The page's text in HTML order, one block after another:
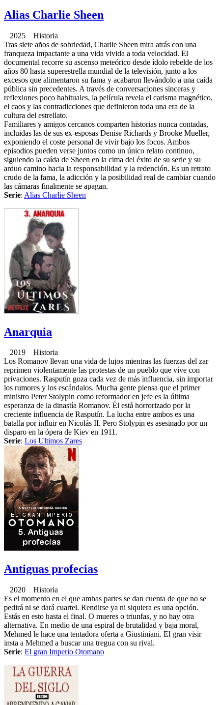
Alias Charlie Sheen
2025 Historia
Tras siete años de sobriedad, Charlie Sheen mira atrás con una
franqueza impactante a una vida vivida a toda velocidad. El
documental recorre su ascenso meteórico desde ídolo rebelde de los
años 80 hasta superestrella mundial de la televisión, junto a los
excesos que alimentaron su fama y acabaron llevándolo a una caída
pública sin precedentes. A través de conversaciones sinceras y
reflexiones poco habituales, la película revela el carisma magnético,
el caos y las contradicciones que definieron toda una era de la
cultura del estrellato.
Familiares y amigos cercanos comparten historias nunca contadas,
incluidas las de sus ex-esposas Denise Richards y Brooke Mueller,
exponiendo el coste personal de vivir bajo los focos. Ambos
episodios pueden verse juntos como un único relato continuo,
siguiendo la caída de Sheen en la cima del éxito de su serie y su
arduo camino hacia la responsabilidad y la redención. Es un retrato
crudo de la fama, la adicción y la posibilidad real de cambiar cuando
las cámaras finalmente se apagan.
Serie: Alias Charlie Sheen
Anarquia
2019 Historia
Los Romanov llevan una vida de lujos mientras las fuerzas del zar
reprimen violentamente las protestas de un pueblo que vive con
privaciones. Rasputín goza cada vez de más influencia, sin importar
los rumores y los escándalos. Mucha gente piensa que el primer
ministro Peter Stolypin como reformador en jefe es la última
esperanza de la dinastía Romanov. Él está horrorizado por la
creciente influencia de Rasputín. La lucha entre ambos es una
batalla por influir en Nicolás II. Pero Stolypin es asesinado por un
disparo en la ópera de Kiev en 1911.
Serie: Los Ultimos Zares
Antiguas profecias
2020 Historia
Es el momento en el que ambas partes se dan cuenta de que no se
pedirá ni se dará cuartel. Rendirse ya ni siquiera es una opción.
Estás en esto hasta el final. O mueres o triunfas, y no hay otra
alternativa. En medio de una espiral de brutalidad y baja moral,
Mehmed le hace una tentadora oferta a Giustiniani. El gran visir
insta a Mehmed a buscar una tregua con su rival.
Serie: El gran Imperio Otomano